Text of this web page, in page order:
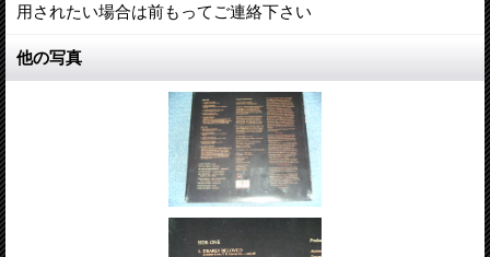
用されたい場合は前もってご連絡下さい
他の写真